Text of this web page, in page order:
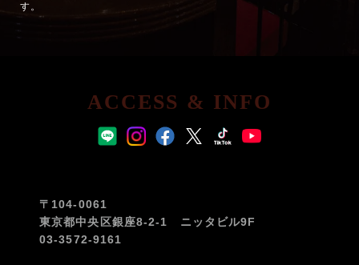
す。
ACCESS & INFO
〒104-0061
東京都中央区銀座8-2-1 ニッタビル9F
03-3572-9161